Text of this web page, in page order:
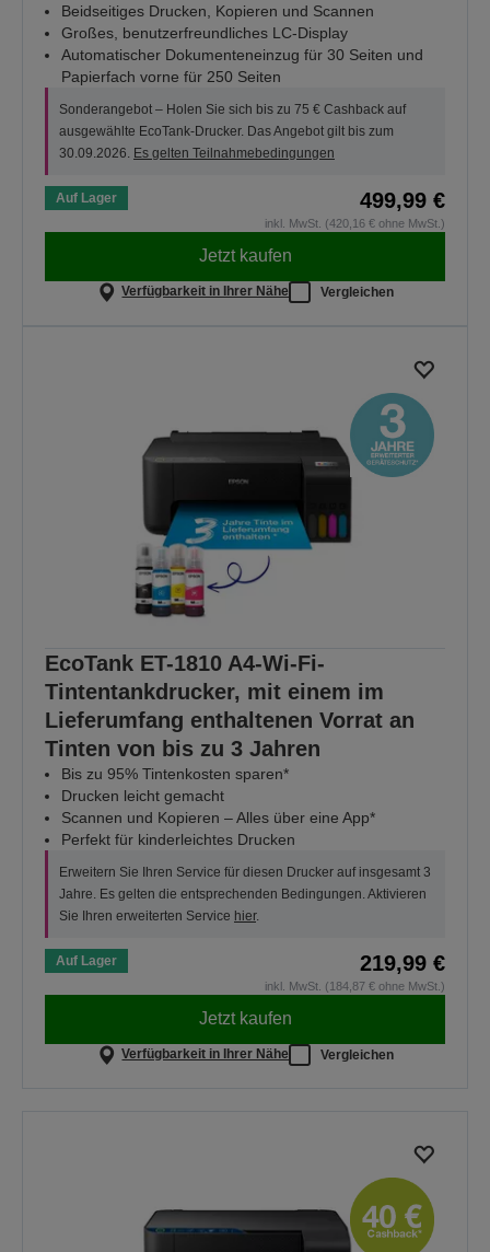
Beidseitiges Drucken, Kopieren und Scannen
Großes, benutzerfreundliches LC-Display
Automatischer Dokumenteneinzug für 30 Seiten und
Papierfach vorne für 250 Seiten
Sonderangebot – Holen Sie sich bis zu 75 € Cashback auf
ausgewählte EcoTank-Drucker. Das Angebot gilt bis zum
30.09.2026. Es gelten Teilnahmebedingungen
Auf Lager 499,99 €
inkl. MwSt. (420,16 € ohne MwSt.)
Jetzt kaufen
Verfügbarkeit in Ihrer Nähe Vergleichen
EcoTank ET-1810 A4-Wi-Fi-
Tintentankdrucker, mit einem im
Lieferumfang enthaltenen Vorrat an
Tinten von bis zu 3 Jahren
Bis zu 95% Tintenkosten sparen*
Drucken leicht gemacht
Scannen und Kopieren – Alles über eine App*
Perfekt für kinderleichtes Drucken
Erweitern Sie Ihren Service für diesen Drucker auf insgesamt 3
Jahre. Es gelten die entsprechenden Bedingungen. Aktivieren
Sie Ihren erweiterten Service hier.
Auf Lager 219,99 €
inkl. MwSt. (184,87 € ohne MwSt.)
Jetzt kaufen
Verfügbarkeit in Ihrer Nähe Vergleichen